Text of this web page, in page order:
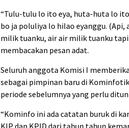
“Tulu-tulu lo ito eya, huta-huta lo
bo ja poluliya lo hilao eyanggu.
milik tuanku, air air milik tuanku
membacakan pesan adat.
Seluruh anggota Komisi I
sebagai pimpinan baru di
periode sebelumnya yang perlu
“Kominfo ini ada catatan buruk di